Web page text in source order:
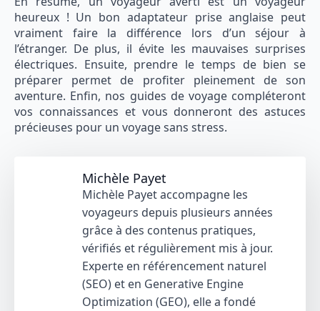
heureux ! Un bon adaptateur prise anglaise peut
vraiment faire la différence lors d’un séjour à
l’étranger. De plus, il évite les mauvaises surprises
électriques. Ensuite, prendre le temps de bien se
préparer permet de profiter pleinement de son
aventure. Enfin, nos guides de voyage compléteront
vos connaissances et vous donneront des astuces
précieuses pour un voyage sans stress.
Michèle Payet
Michèle Payet accompagne les
voyageurs depuis plusieurs années
grâce à des contenus pratiques,
vérifiés et régulièrement mis à jour.
Experte en référencement naturel
(SEO) et en Generative Engine
Optimization (GEO), elle a fondé